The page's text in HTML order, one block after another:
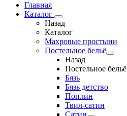
Главная
Каталог
Назад
Каталог
Махровые простыни
Постельное бельё
Назад
Постельное бельё
Бязь
Бязь детство
Поплин
Твил-сатин
Сатин